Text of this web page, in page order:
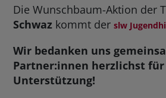
Die Wunschbaum-Aktion der
Schwaz kommt derslw
Wir bedanken uns
Partner:innen herzlichst
Unterstützung!